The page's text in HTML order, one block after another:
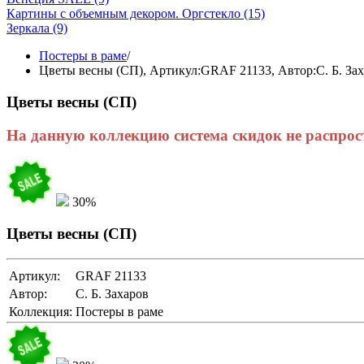
Картины с объемным декором. Оргстекло (15)
Зеркала (9)
Постеры в раме/
Цветы весны (СП), Артикул:GRAF 21133, Автор:С. Б.
Цветы весны (СП)
На данную коллекцию система скидок не
30%
Цветы весны (СП)
Артикул:
GRAF 21133
Автор:
С. Б. Захаров
Коллекция: Постеры в раме